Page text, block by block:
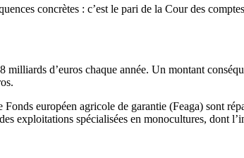
concrètes : c’est le pari de la Cour des
d’euros chaque année. Un montant
européen agricole de garantie (Feaga) sont
exploitations spécialisées en monocultures, dont